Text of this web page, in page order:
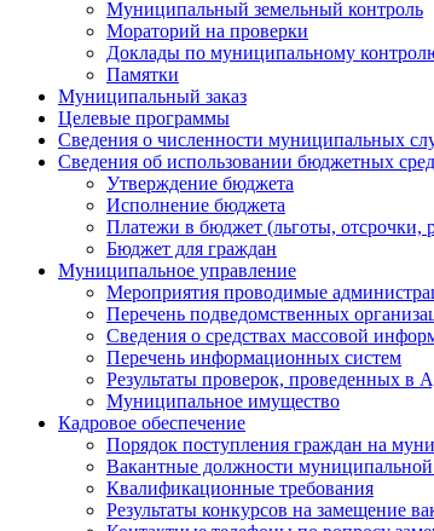
Муниципальный земельный контроль
Мораторий на проверки
Доклады по муниципальному
Памятки
Муниципальный заказ
Целевые программы
Сведения о численности муниципальных
Сведения об использовании бюджетных
Утверждение бюджета
Исполнение бюджета
Платежи в бюджет (льготы, отсрочки,
Бюджет для граждан
Муниципальное управление
Мероприятия проводимые
Перечень подведомственных
Сведения о средствах массовой
Перечень информационных систем
Результаты проверок, проведенных в
Муниципальное имущество
Кадровое обеспечение
Порядок поступления граждан на
Вакантные должности
Квалификационные требования
Результаты конкурсов на замещение